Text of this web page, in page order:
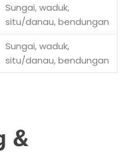
Sungai, waduk,
situ/danau, bendungan
Sungai, waduk,
situ/danau, bendungan
&